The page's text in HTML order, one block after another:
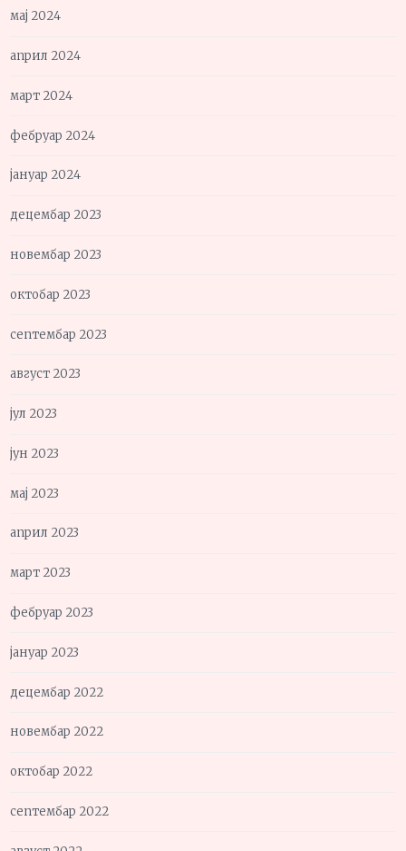
мај 2024
април 2024
март 2024
фебруар 2024
јануар 2024
децембар 2023
новембар 2023
октобар 2023
септембар 2023
август 2023
јул 2023
јун 2023
мај 2023
април 2023
март 2023
фебруар 2023
јануар 2023
децембар 2022
новембар 2022
октобар 2022
септембар 2022